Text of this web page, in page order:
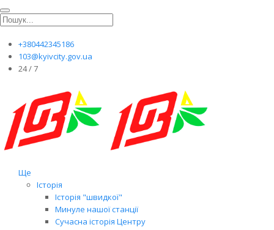
+380442345186
103@kyivcity.gov.ua
24 / 7
Ще
Історія
Історія "швидкої"
Минуле нашої станції
Сучасна історія Центру